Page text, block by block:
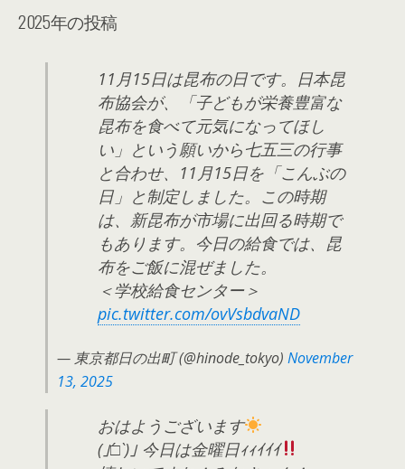
2025年の投稿
11月15日は昆布の日です。日本昆
布協会が、「子どもが栄養豊富な
昆布を食べて元気になってほし
い」という願いから七五三の行事
と合わせ、11月15日を「こんぶの
日」と制定しました。この時期
は、新昆布が市場に出回る時期で
もあります。今日の給食では、昆
布をご飯に混ぜました。
＜学校給食センター＞
pic.twitter.com/ovVsbdvaND
— 東京都日の出町 (@hinode_tokyo) November
13, 2025
おはようございます
(｣´□`)｣ 今日は金曜日ｨｨｲｲｲ